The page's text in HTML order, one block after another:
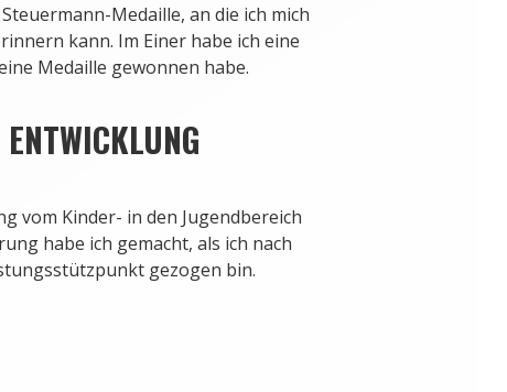
Medaille, an die ich mich
kann. Im Einer habe ich eine
Medaille gewonnen habe.
vom Kinder- in den Jugendbereich
habe ich gemacht, als ich nach
gezogen bin.